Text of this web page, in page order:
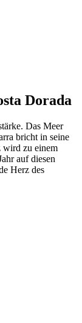
Dorada
Das Meer
bricht in seine
wird zu einem
auf diesen
Herz des